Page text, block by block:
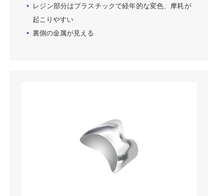
レジン部分はプラスチックで経年的な変色、摩耗が
起こりやすい
裏側の金属が見える